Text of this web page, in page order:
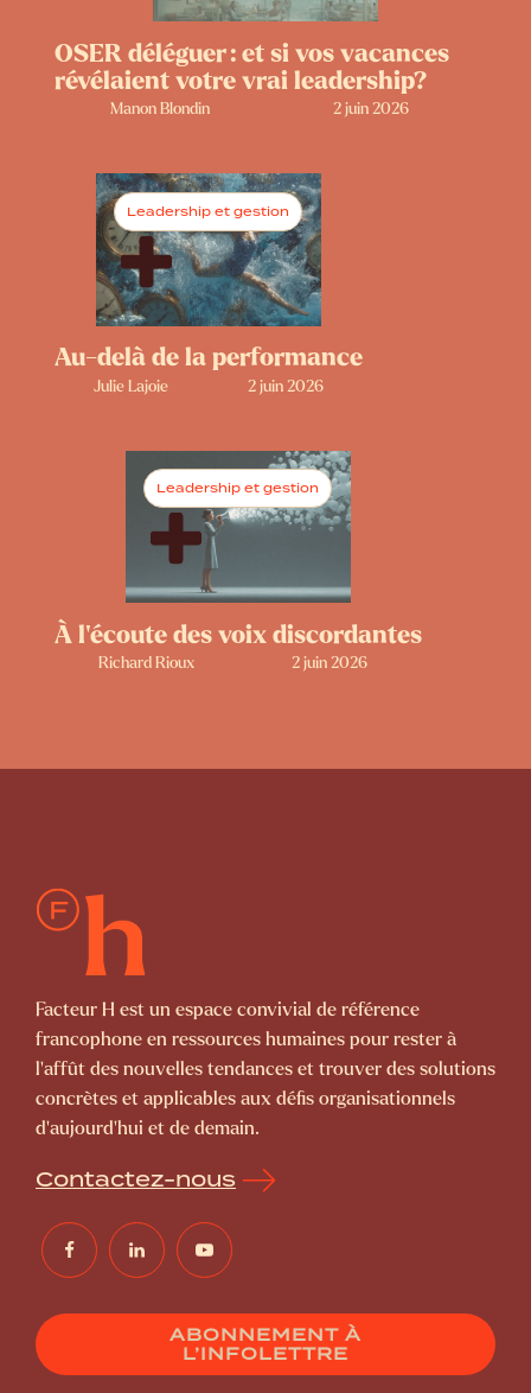
OSER déléguer : et si vos vacances
révélaient votre vrai leadership?
Manon Blondin 2 juin 2026
Leadership et gestion
Au-delà de la performance
Julie Lajoie 2 juin 2026
Leadership et gestion
À l’écoute des voix discordantes
Richard Rioux 2 juin 2026
Facteur H est un espace convivial de référence
francophone en ressources humaines pour rester à
l’affût des nouvelles tendances et trouver des solutions
concrètes et applicables aux défis organisationnels
d’aujourd’hui et de demain.
Contactez-nous
ABONNEMENT À
L’INFOLETTRE